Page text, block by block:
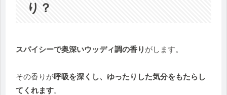
り？
スパイシーで奥深いウッディ調の香り がします。
その香りが呼吸を深くし、ゆったりした気分をもたらし
てくれます。